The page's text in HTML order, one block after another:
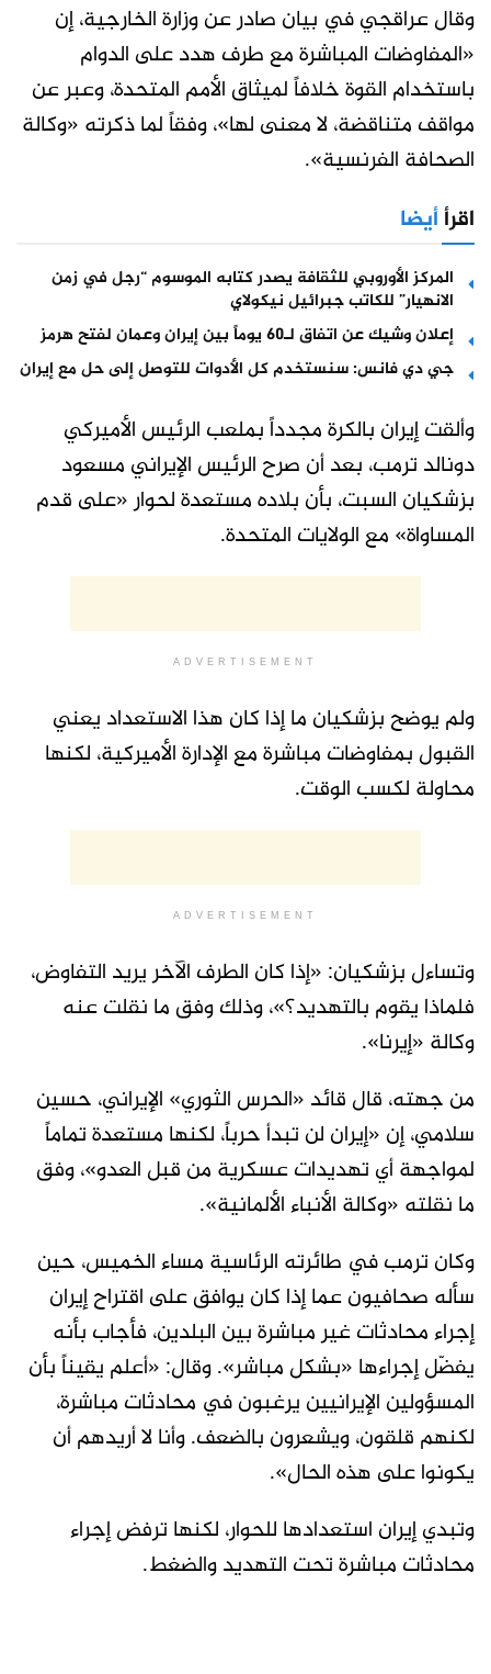
وقال عراقجي في بيان صادر عن وزارة الخارجية، إن
«المفاوضات المباشرة مع طرف هدد على الدوام
باستخدام القوة خلافاً لميثاق الأمم المتحدة، وعبر عن
مواقف متناقضة، لا معنى لها»، وفقاً لما ذكرته «وكالة
الصحافة الفرنسية».
اقرأأيضا
المركز الأوروبي للثقافة يصدر كتابه الموسوم “رجل في زمن
الانهيار” للكاتب جبرائيل نيكولاي
إعلان وشيك عن اتفاق لـ60 يوماً بين إيران وعمان لفتح هرمز
جي دي فانس: سنستخدم كل الأدوات للتوصل إلى حل مع إيران
وألقت إيران بالكرة مجدداً بملعب الرئيس الأميركي
دونالد ترمب، بعد أن صرح الرئيس الإيراني مسعود
بزشكيان السبت، بأن بلاده مستعدة لحوار «على قدم
المساواة» مع الولايات المتحدة.
ADVERTISEMENT
ولم يوضح بزشكيان ما إذا كان هذا الاستعداد يعني
القبول بمفاوضات مباشرة مع الإدارة الأميركية، لكنها
محاولة لكسب الوقت.
ADVERTISEMENT
وتساءل بزشكيان: «إذا كان الطرف الآخر يريد التفاوض،
فلماذا يقوم بالتهديد؟»، وذلك وفق ما نقلت عنه
وكالة «إيرنا».
من جهته، قال قائد «الحرس الثوري» الإيراني، حسين
سلامي، إن «إيران لن تبدأ حرباً، لكنها مستعدة تماماً
لمواجهة أي تهديدات عسكرية من قبل العدو»، وفق
ما نقلته «وكالة الأنباء الألمانية».
وكان ترمب في طائرته الرئاسية مساء الخميس، حين
سأله صحافيون عما إذا كان يوافق على اقتراح إيران
إجراء محادثات غير مباشرة بين البلدين، فأجاب بأنه
يفضّل إجراءها «بشكل مباشر». وقال: «أعلم يقيناً بأن
المسؤولين الإيرانيين يرغبون في محادثات مباشرة،
لكنهم قلقون، ويشعرون بالضعف. وأنا لا أريدهم أن
يكونوا على هذه الحال».
وتبدي إيران استعدادها للحوار، لكنها ترفض إجراء
محادثات مباشرة تحت التهديد والضغط.